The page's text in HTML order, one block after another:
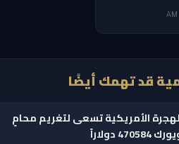
قد تهمك أيضًا
الأمريكية تسعى لتغريم محامٍ
دولاراً